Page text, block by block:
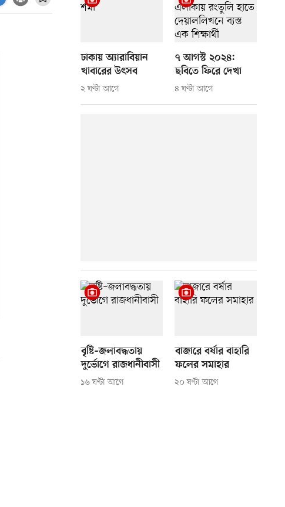
ঢাকায় অ্যারাবিয়ান
খাবারের উৎসব
২ ঘণ্টা আগে
৭ আগস্ট ২০২৪:
ছবিতে ফিরে দেখা
৪ ঘণ্টা আগে
বৃষ্টি–জলাবদ্ধতায়
দুর্ভোগে রাজধানীবাসী
১৬ ঘণ্টা আগে
বাজারে বর্ষার বাহারি
ফলের সমাহার
২০ ঘণ্টা আগে